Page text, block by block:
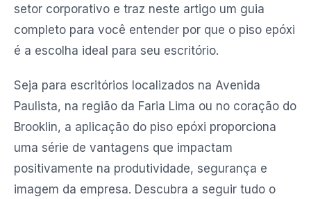
setor corporativo e traz neste artigo um guia
completo para você entender por que o piso epóxi
é a escolha ideal para seu escritório.
Seja para escritórios localizados na Avenida
Paulista, na região da Faria Lima ou no coração do
Brooklin, a aplicação do piso epóxi proporciona
uma série de vantagens que impactam
positivamente na produtividade, segurança e
imagem da empresa. Descubra a seguir tudo o